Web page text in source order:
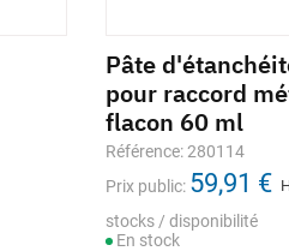
Pâte
pour raccord
flacon 60 ml
Référence: 280114
Prix public: 59,91 €
stocks / disponibilité
En stock